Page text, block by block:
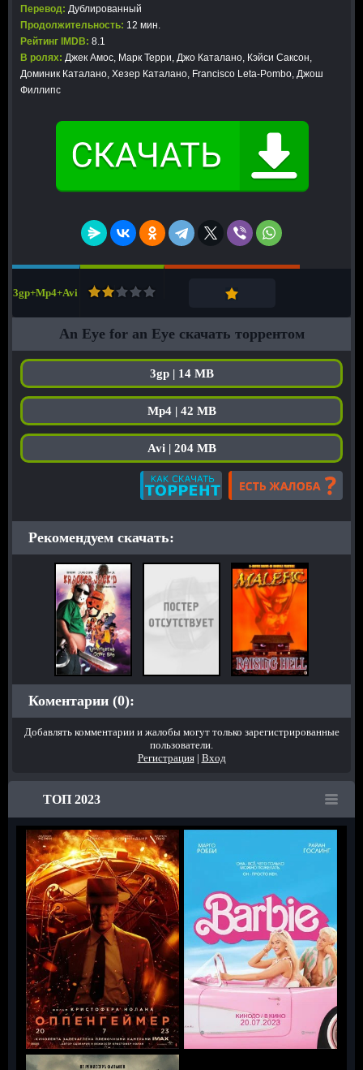
Перевод: Дублированный
Продолжительность: 12 мин.
Рейтинг IMDB: 8.1
В ролях: Джек Амос, Марк Терри, Джо Каталано, Кэйси Саксон,
Доминик Каталано, Хезер Каталано, Francisco Leta-Pombo, Джош
Филлипс
3gp+Mp4+Avi
An Eye for an Eye скачать торрентом
3gp | 14 MB
Mp4 | 42 MB
Avi | 204 MB
Рекомендуем скачать:
Коментарии (0):
Добавлять комментарии и жалобы могут только зарегистрированные
пользователи.
Регистрация| Вход
ТОП 2023